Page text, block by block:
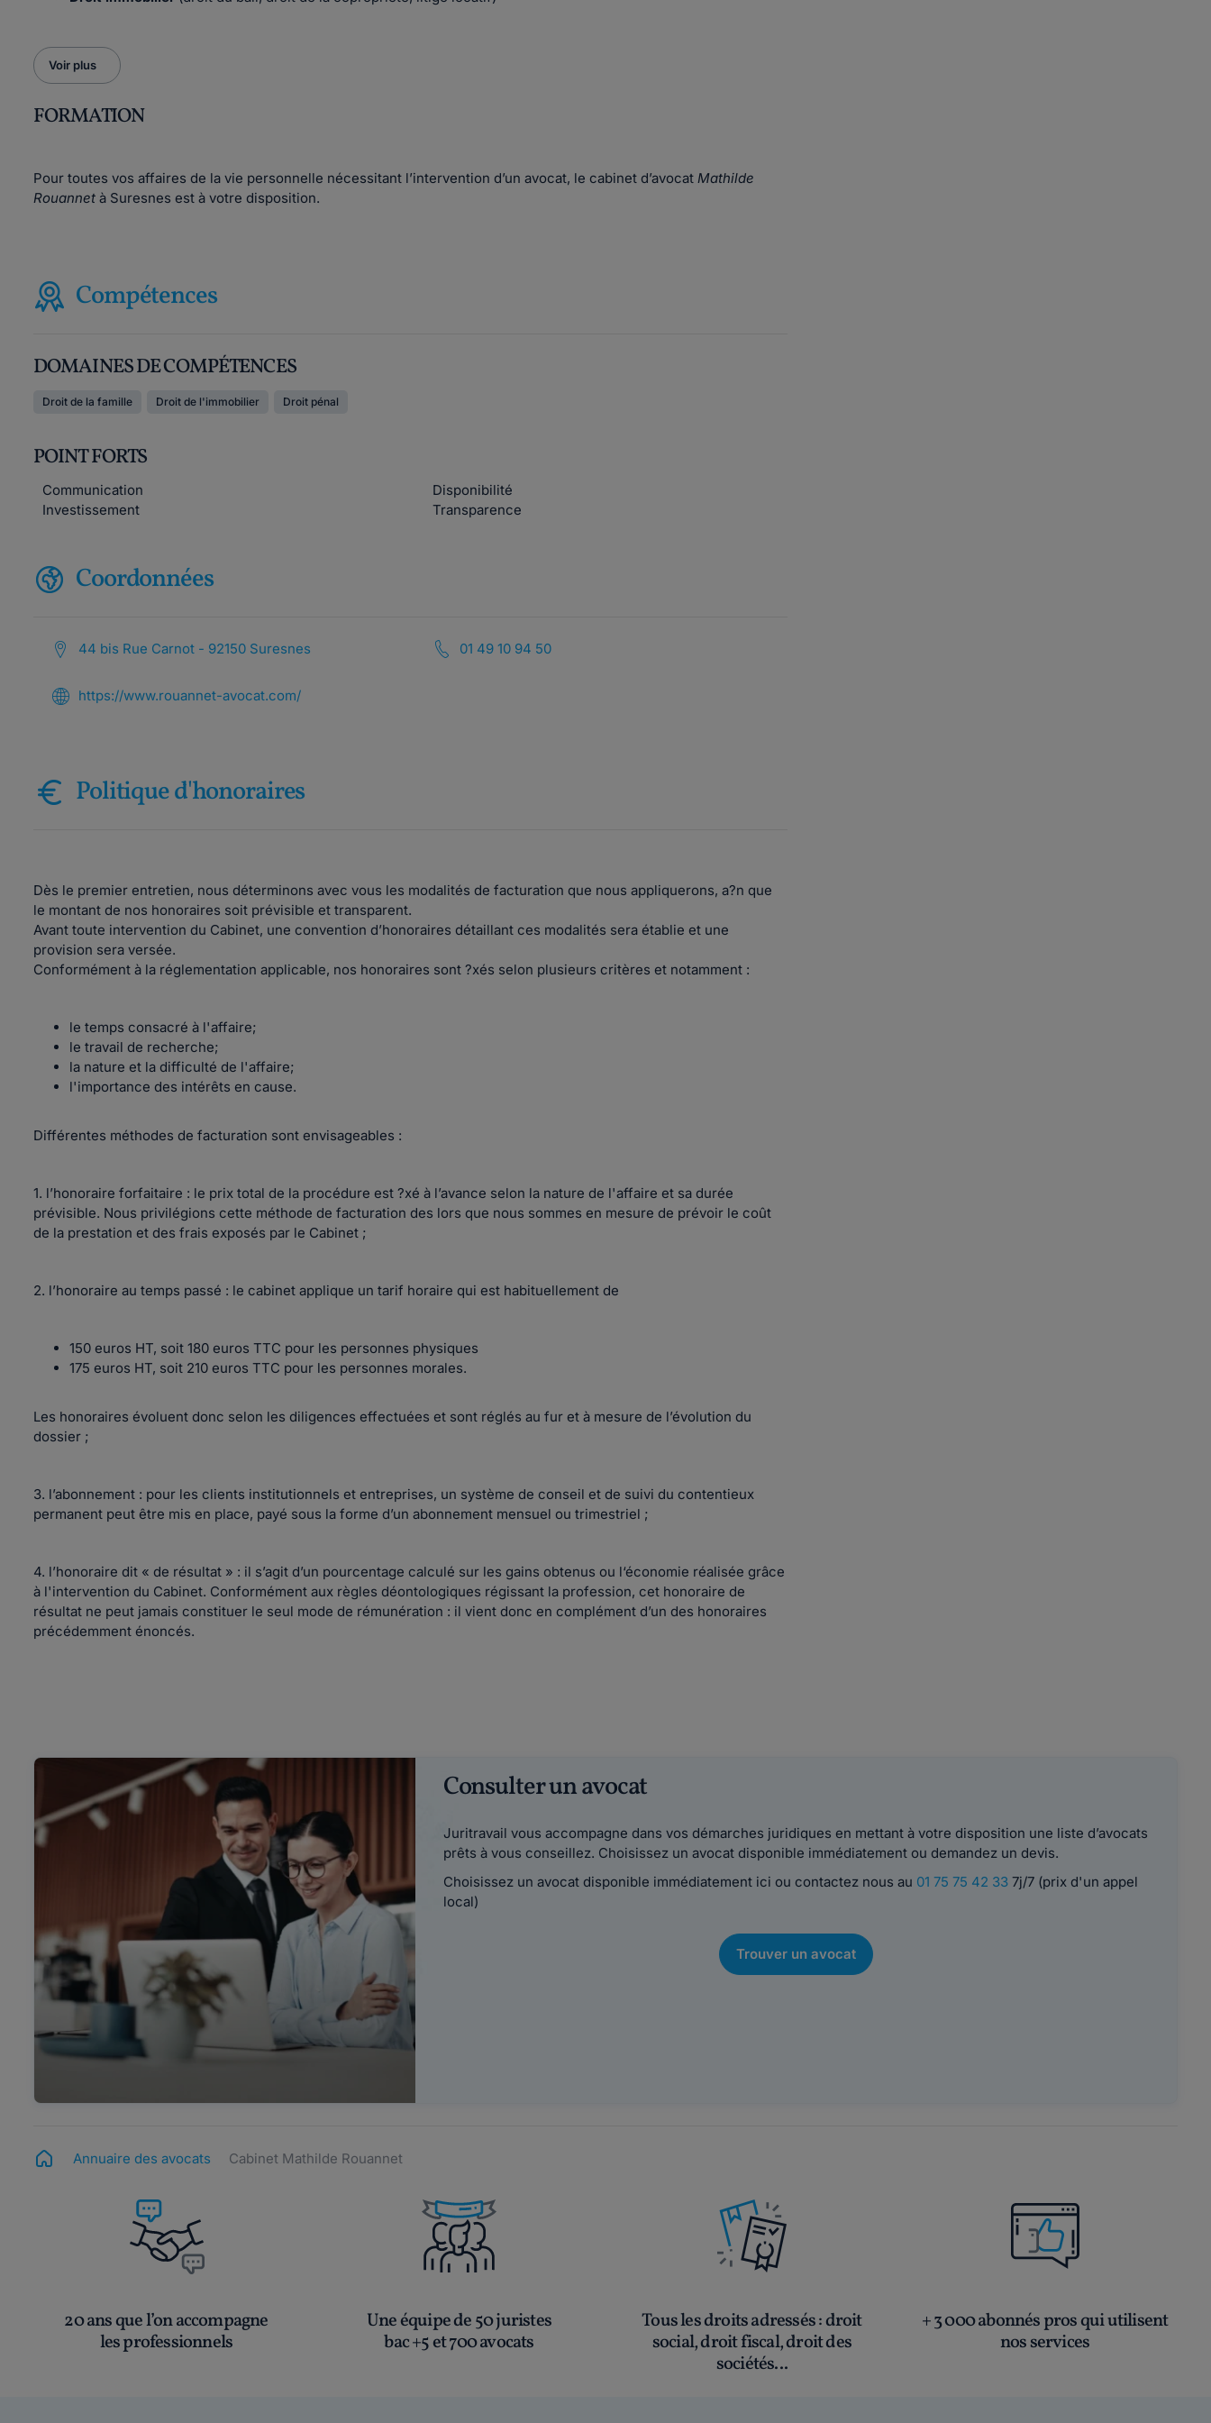
Voir plus
FORMATION
Pour toutes vos affaires de la vie personnelle nécessitant l’intervention d’un avocat, le cabinet d’avocat Mathilde
Rouannet à Suresnes est à votre disposition.
Compétences
DOMAINES DE COMPÉTENCES
Droit de la famille Droit de l'immobilier Droit pénal
POINT FORTS
Communication
Disponibilité
Investissement
Transparence
Coordonnées
44 bis Rue Carnot - 92150 Suresnes 01 49 10 94 50
https://www.rouannet-avocat.com/
Politique d'honoraires
Dès le premier entretien, nous déterminons avec vous les modalités de facturation que nous appliquerons, a?n que
le montant de nos honoraires soit prévisible et transparent.
Avant toute intervention du Cabinet, une convention d’honoraires détaillant ces modalités sera établie et une
provision sera versée.
Conformément à la réglementation applicable, nos honoraires sont ?xés selon plusieurs critères et notamment :
le temps consacré à l'affaire;
le travail de recherche;
la nature et la difficulté de l'affaire;
l'importance des intérêts en cause.
Différentes méthodes de facturation sont envisageables :
1. l’honoraire forfaitaire : le prix total de la procédure est ?xé à l’avance selon la nature de l'affaire et sa durée
prévisible. Nous privilégions cette méthode de facturation des lors que nous sommes en mesure de prévoir le coût
de la prestation et des frais exposés par le Cabinet ;
2. l’honoraire au temps passé : le cabinet applique un tarif horaire qui est habituellement de
150 euros HT, soit 180 euros TTC pour les personnes physiques
175 euros HT, soit 210 euros TTC pour les personnes morales.
Les honoraires évoluent donc selon les diligences effectuées et sont réglés au fur et à mesure de l’évolution du
dossier ;
3. l’abonnement : pour les clients institutionnels et entreprises, un système de conseil et de suivi du contentieux
permanent peut être mis en place, payé sous la forme d’un abonnement mensuel ou trimestriel ;
4. l’honoraire dit « de résultat » : il s’agit d’un pourcentage calculé sur les gains obtenus ou l‘économie réalisée grâce
à l'intervention du Cabinet. Conformément aux règles déontologiques régissant la profession, cet honoraire de
résultat ne peut jamais constituer le seul mode de rémunération : il vient donc en complément d’un des honoraires
précédemment énoncés.
Consulter un avocat
Juritravail vous accompagne dans vos démarches juridiques en mettant à votre disposition une liste d’avocats
prêts à vous conseillez. Choisissez un avocat disponible immédiatement ou demandez un devis.
Choisissez un avocat disponible immédiatement ici ou contactez nous au 01 75 75 42 337j/7 (prix d'un appel
local)
Trouver un avocat
Annuaire des avocats Cabinet Mathilde Rouannet
20 ans que l’on accompagne
les professionnels
Une équipe de 50 juristes
bac +5 et 700 avocats
Tous les droits adressés: droit
social, droit fiscal, droit des
sociétés...
+ 3 000 abonnés pros qui utilisent
nos services